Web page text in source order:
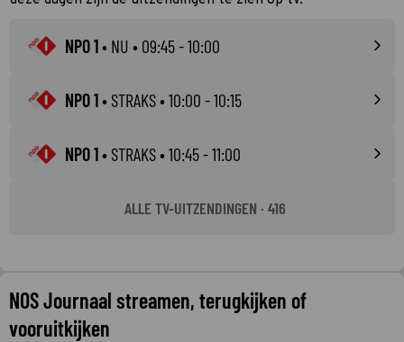
NPO 1• NU • 09:45 - 10:00
NPO 1• STRAKS• 10:00 - 10:15
NPO 1• STRAKS• 10:45 - 11:00
ALLE TV-UITZENDINGEN · 416
NOS Journaal streamen, terugkijken of
vooruitkijken